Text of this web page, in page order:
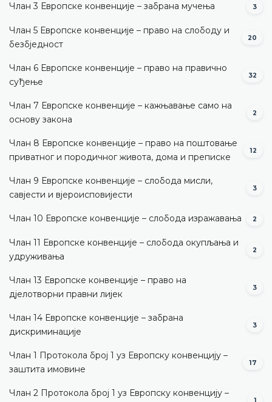
Члан 3 Европске конвенције – забрана мучења 3
Члан 5 Европске конвенције – право на слободу и
безбједност
20
Члан 6 Европске конвенције – право на правично
суђење
32
Члан 7 Европске конвенције – кажњавање само на
основу закона
2
Члан 8 Европске конвенције – право на поштовање
приватног и породичног живота, дома и преписке
12
Члан 9 Европске конвенције – слобода мисли,
савјести и вјероисповијести
3
Члан 10 Европске конвенције – слобода изражавања 2
Члан 11 Европске конвенције – слобода окупљања и
удруживања
2
Члан 13 Европске конвенције – право на
дјелотворни правни лијек
3
Члан 14 Европске конвенције – забрана
дискриминације
3
Члан 1 Протокола број 1 уз Европску конвенцију –
заштита имовине
17
Члан 2 Протокола број 1 уз Европску конвенцију –
1